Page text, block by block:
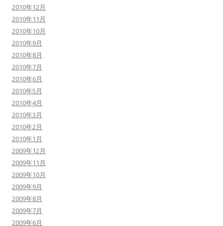
2010年12月
2010年11月
2010年10月
2010年9月
2010年8月
2010年7月
2010年6月
2010年5月
2010年4月
2010年3月
2010年2月
2010年1月
2009年12月
2009年11月
2009年10月
2009年9月
2009年8月
2009年7月
2009年6月